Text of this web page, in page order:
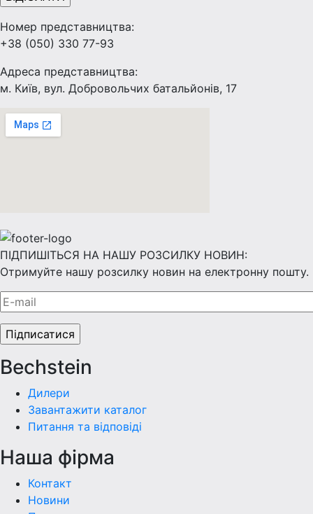
Номер представництва:
+38 (050) 330 77-93
Адреса представництва:
м. Київ, вул. Добровольчих батальйонів, 17
ПІДПИШІТЬСЯ НА НАШУ РОЗСИЛКУ НОВИН:
Отримуйте нашу розсилку новин на електронну пошту.
Bechstein
Дилери
Завантажити каталог
Питання та відповіді
Наша фiрма
Контакт
Новини